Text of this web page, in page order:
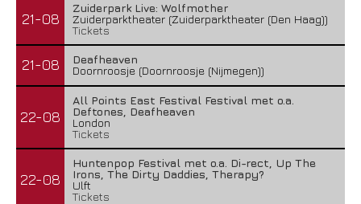
21-08
Zuiderpark Live: Wolfmother
Zuiderparktheater (Zuiderparktheater (Den Haag))
Tickets
21-08
Deafheaven
Doornroosje (Doornroosje (Nijmegen))
22-08
All Points East Festival Festival met o.a.
Deftones, Deafheaven
London
Tickets
22-08
Huntenpop Festival met o.a. Di-rect, Up The
Irons, The Dirty Daddies, Therapy?
Ulft
Tickets